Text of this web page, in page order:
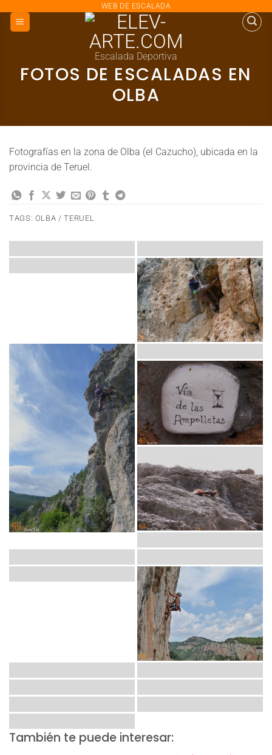
WEB DE ESCALADA
Escalada Deportiva
FOTOS DE ESCALADAS EN
OLBA
Fotografías en la zona de Olba (el Cazucho), ubicada en la
provincia de Teruel.
TAGS: OLBA / TERUEL
También te puede interesar: